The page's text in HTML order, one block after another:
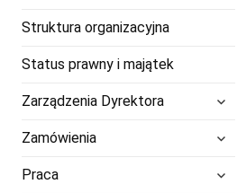
Struktura organizacyjna
Status prawny i majątek
Zarządzenia Dyrektora
rozwiń
menu
Zamówienia
Praca